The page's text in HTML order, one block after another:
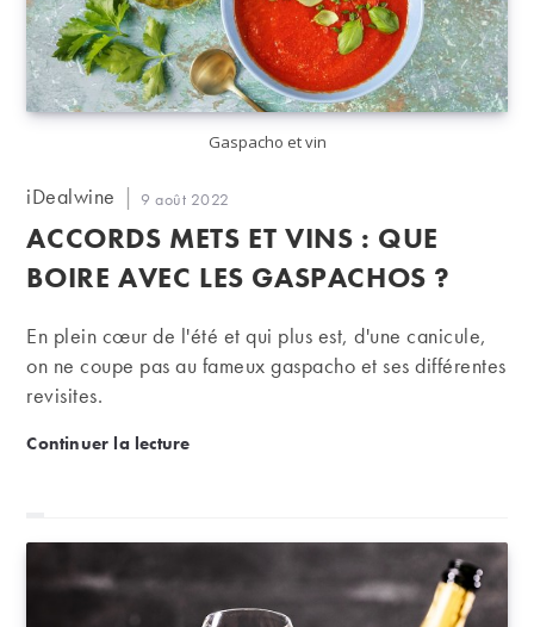
Gaspacho et vin
Auteur/autrice
la
publication :
iDealwine
Publication
publiée :
9 août 2022
ACCORDS METS ET VINS : QUE
BOIRE AVEC LES GASPACHOS ?
En plein cœur de l'été et qui plus est, d'une canicule,
on ne coupe pas au fameux gaspacho et ses différentes
revisites.
Continuer la lectureAccords mets et vins : que boire avec les